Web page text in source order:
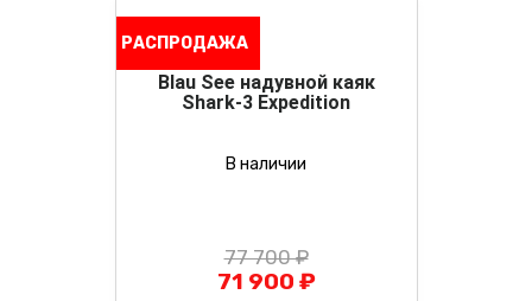
РАСПРОДАЖА
Blau See надувной каяк
Shark-3 Expedition
В наличии
77 700 ₽
71 900 ₽